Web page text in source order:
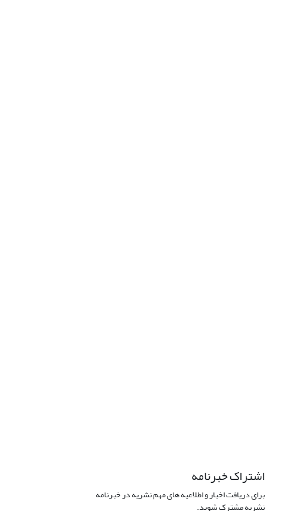
اشتراک خبرنامه
برای دریافت اخبار و اطلاعیه های مهم نشریه در خبرنامه
نشریه مشترک شوید.